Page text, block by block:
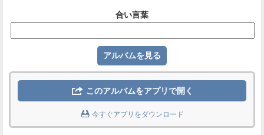
合い言葉
 このアルバムをアプリで開く
 今すぐアプリをダウンロード